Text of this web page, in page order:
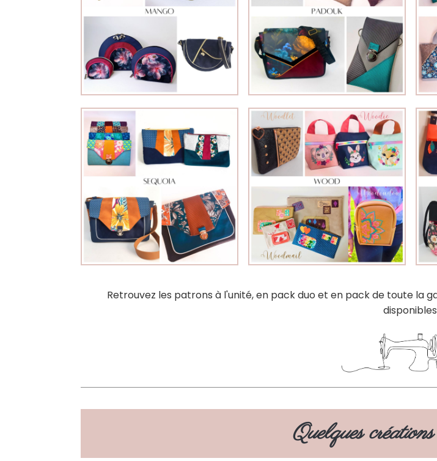
Retrouvez les patrons à l'unité, en pack duo et en pack de toute la
Quelques